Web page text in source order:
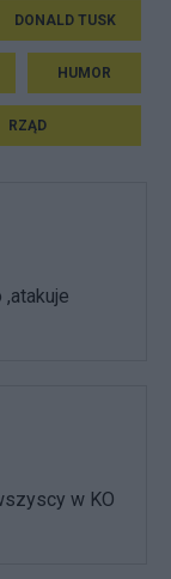
DONALD TUSK
HUMOR
RZĄD
w KO